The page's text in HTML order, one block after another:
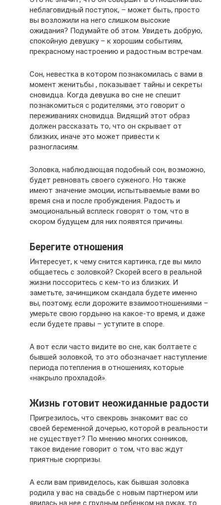
неблаговидный поступок, – может быть, просто
вы возложили на него слишком высокие
ожидания? Подумайте об этом. Увидеть добрую,
спокойную девушку – к хорошим событиям,
прекрасному настроению и радостным встречам.
Сон, невестка в котором познакомилась с вами в
момент женитьбы , показывает тайны и секреты
сновидца. Когда девушка во сне не спешит
познакомиться с родителями, это говорит о
переживаниях сновидца. Видящий этот образ
должен рассказать то, что он скрывает от
близких, иначе это может привести к
разногласиям.
Золовка, наблюдающая подобный сон, возможно,
будет ревновать своего суженого. Но также
имеют значение эмоции, испытываемые вами во
время сна и после пробуждения. Радость и
эмоциональный всплеск говорят о том, что в
скором будущем для них появятся причины.
Берегите отношения
Интересует, к чему снится картинка, где вы мило
общаетесь с золовкой? Скорей всего в реальной
жизни поссоритесь с кем-то из близких. И
заметьте, зачинщиком скандала будете именно
вы, поэтому, если дорожите взаимоотношениями –
умерьте свою гордыню на какое-то время, и даже
если будете правы – уступите в споре.
А вот если часто видите во сне, как болтаете с
бывшей золовкой, то это обозначает наступление
периода потепления в отношениях, которые
«накрыло прохладой».
Жизнь готовит неожиданные радости
Пригрезилось, что свекровь знакомит вас со
своей беременной дочерью, которой в реальности
не существует? По мнению многих сонников,
такое видение говорит о том, что вас ждут
приятные сюрпризы.
А если вам привиделось, как бывшая золовка
родила у вас на свадьбе с новым партнером или
явилась на нее с грудным ребенком на руках, то